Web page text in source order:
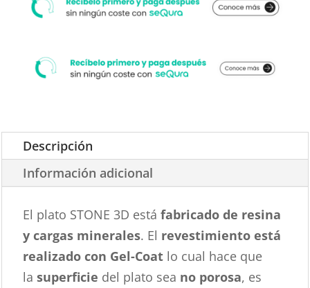
Descripción
Información adicional
El plato STONE 3D estáfabricado de resina
y cargas minerales. El revestimiento está
realizado con Gel-Coat lo cual hace que
lasuperficie del plato sea no porosa, es